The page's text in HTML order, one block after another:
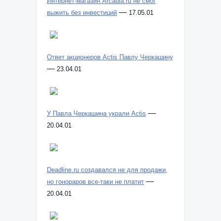
Интернет-магазин Arcadia.ru не смог
выжить без инвестиций
Ответ акционеров Actis Павлу Черкашину
У Павла Черкашина украли Actis
Deadline.ru создавался не для продажи,
но гонораров все-таки не платит